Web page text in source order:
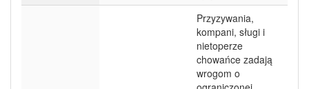
Przyzywania,
kompani, sługi i
nietoperze
chowańce zadają
wrogom o